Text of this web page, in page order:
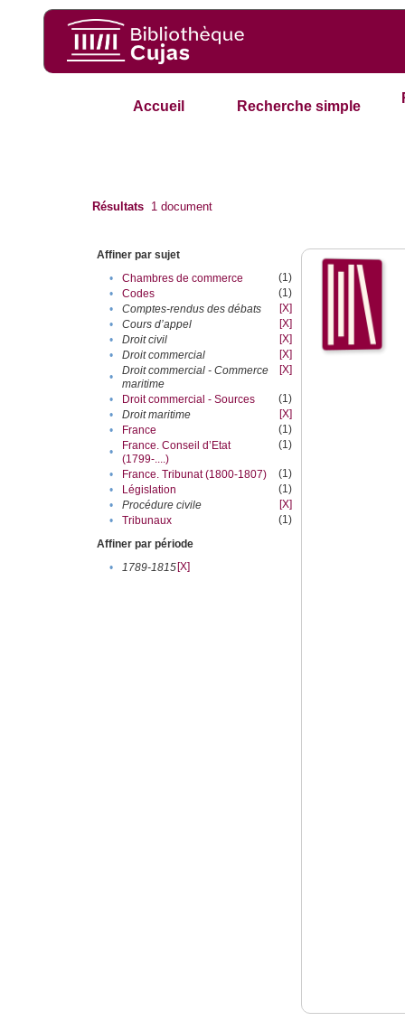
Accueil Recherche simple
Résultats 1 document
Affiner par sujet
•
Chambres de commerce
(1)
•
Codes
(1)
•
Comptes-rendus des débats
[X]
•
Cours d’appel
[X]
•
Droit civil
[X]
•
Droit commercial
[X]
•
Droit commercial - Commerce
maritime
[X]
• Droit commercial - Sources
(1)
•
Droit maritime
[X]
•
France
(1)
•
France. Conseil d’Etat
(1799-....)
(1)
• France. Tribunat (1800-1807)
(1)
•
Législation
(1)
•
Procédure civile
[X]
•
Tribunaux
(1)
Affiner par période
•
1789-1815[X]